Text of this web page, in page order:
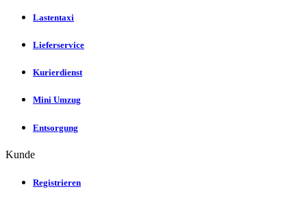
Lastentaxi
Lieferservice
Kurierdienst
Mini Umzug
Entsorgung
Kunde
Registrieren